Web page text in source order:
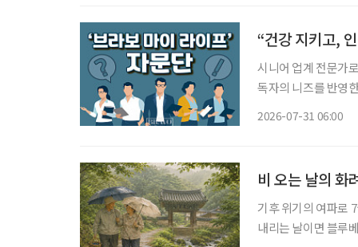
“건강 지키고,
시니어 업계 전문가
독자의 니즈를 반영한
2026-07-31 06:00
비 오는 날의 화
기후 위기의 여파로
내리는 날이면 블루베리 주